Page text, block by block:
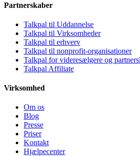
Partnerskaber
Talkpal til Uddannelse
Talkpal til Virksomheder
Talkpal til erhverv
Talkpal til nonprofit-organisationer
Talkpal for videresælgere og
Talkpal Affiliate
Virksomhed
Om os
Blog
Presse
Priser
Kontakt
Hjælpecenter